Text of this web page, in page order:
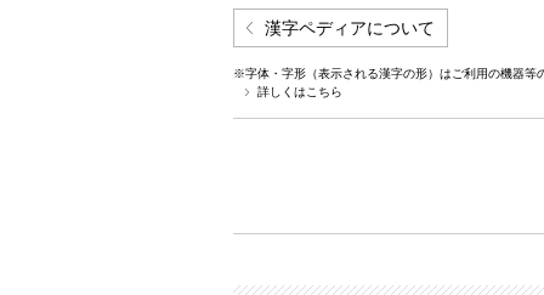
漢字ペディアについて
※字体・字形（表示される漢字の形）はご利用の機器等
詳しくはこちら